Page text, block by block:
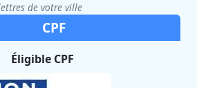
de votre ville
CPF
Éligible CPF